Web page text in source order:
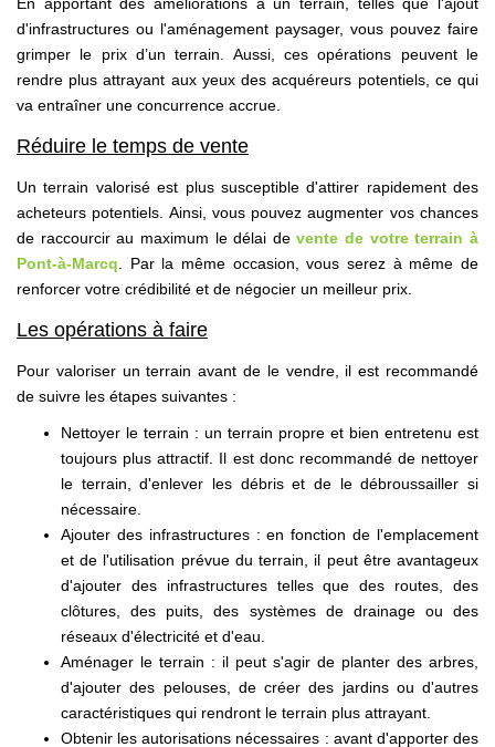
d'infrastructures ou l'aménagement paysager, vous pouvez faire
grimper le prix d’un terrain. Aussi, ces opérations peuvent le
rendre plus attrayant aux yeux des acquéreurs potentiels, ce qui
va entraîner une concurrence accrue.
Réduire le temps de vente
Un terrain valorisé est plus susceptible d'attirer rapidement des
acheteurs potentiels. Ainsi, vous pouvez augmenter vos chances
de raccourcir au maximum le délai devente de votre terrain à
Pont-à-Marcq . Par la même occasion, vous serez à même de
renforcer votre crédibilité et de négocier un meilleur prix.
Les opérations à faire
Pour valoriser un terrain avant de le vendre, il est recommandé
de suivre les étapes suivantes :
Nettoyer le terrain : un terrain propre et bien entretenu est
toujours plus attractif. Il est donc recommandé de nettoyer
le terrain, d'enlever les débris et de le débroussailler si
nécessaire.
Ajouter des infrastructures : en fonction de l'emplacement
et de l'utilisation prévue du terrain, il peut être avantageux
d'ajouter des infrastructures telles que des routes, des
clôtures, des puits, des systèmes de drainage ou des
réseaux d'électricité et d'eau.
Aménager le terrain : il peut s'agir de planter des arbres,
d'ajouter des pelouses, de créer des jardins ou d'autres
caractéristiques qui rendront le terrain plus attrayant.
Obtenir les autorisations nécessaires : avant d'apporter des